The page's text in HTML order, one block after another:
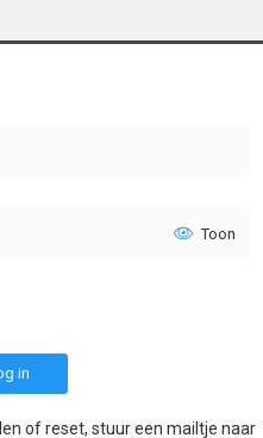
Toon
in
of reset, stuur een mailtje naar